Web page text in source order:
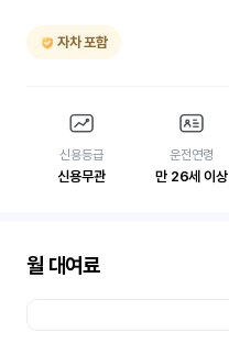
자차 포함
신용등급
신용무관
운전연령
만 26세 이상
월 대여료